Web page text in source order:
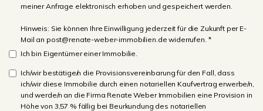
meiner Anfrage elektronisch erhoben und gespeichert werden.
Hinweis: Sie können Ihre Einwilligung jederzeit für die Zukunft per E-
Mail an post@renate-weber-immobilien.de widerrufen. *
Ich bin Eigentümer einer Immobilie.
Ich/wir bestätige/n die Provisionsvereinbarung für den Fall, dass
ich/wir diese Immobilie durch einen notariellen Kaufvertrag erwerbe/n,
und werde/n an die Firma Renate Weber Immobilien eine Provision in
Höhe von 3,57 % fällig bei Beurkundung des notariellen